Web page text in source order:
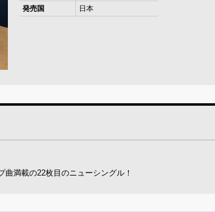
発売国
日本
曲満載の22枚目のニューシングル！